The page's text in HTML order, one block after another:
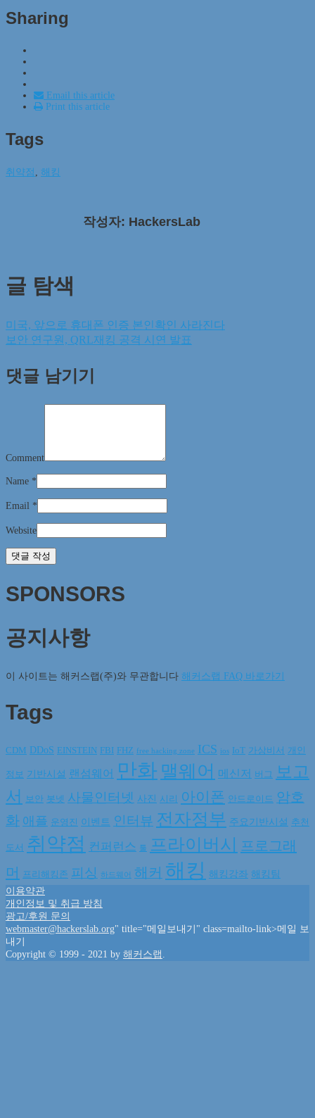
Sharing
Email this article
Print this article
Tags
취약점 해킹
작성자: HackersLab
글 탐색
미국, 앞으로 휴대폰 인증 본인확인 사라진다
보안 연구원, QRL재킹 공격 시연 발표
댓글 남기기
Comment
Name *
Email *
Website
SPONSORS
공지사항
이 사이트는 해커스랩(주)와 무관합니다 해커스랩 FAQ 바로가기
Tags
CDM DDoS EINSTEIN FBI FHZ free hacking zone ICS ios IoT 가상비서 개인
정보 기반시설 랜섬웨어 만화 맬웨어 메신저 버그
보고
서
보안 봇넷 사물인터넷 사진 시리 아이폰 안드로이드 암호
화 애플 운영진 이벤트 인터뷰 전자정부 주요기반시설 추천
도서 취약점 컨퍼런스 툴 프라이버시
프로그래
머
프리해킹존 피싱 하드웨어 해커 해킹 해킹강좌 해킹팀
이용약관
개인정보 및 취급 방침
광고/후원 문의
webmaster@hackerslab.org" title="메일보내기" class=mailto-link>메일 보
내기
Copyright © 1999 - 2021 by 해커스랩